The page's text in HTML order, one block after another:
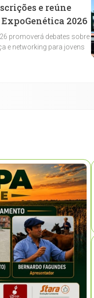
e reúne
2026
promoverá debates sobre
e networking para jovens